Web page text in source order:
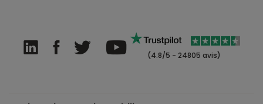
(4.8/5 - 24805 avis)